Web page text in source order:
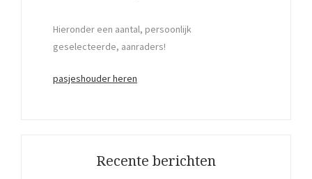
Hieronder een aantal, persoonlijk
geselecteerde, aanraders!
pasjeshouder heren
Recente berichten